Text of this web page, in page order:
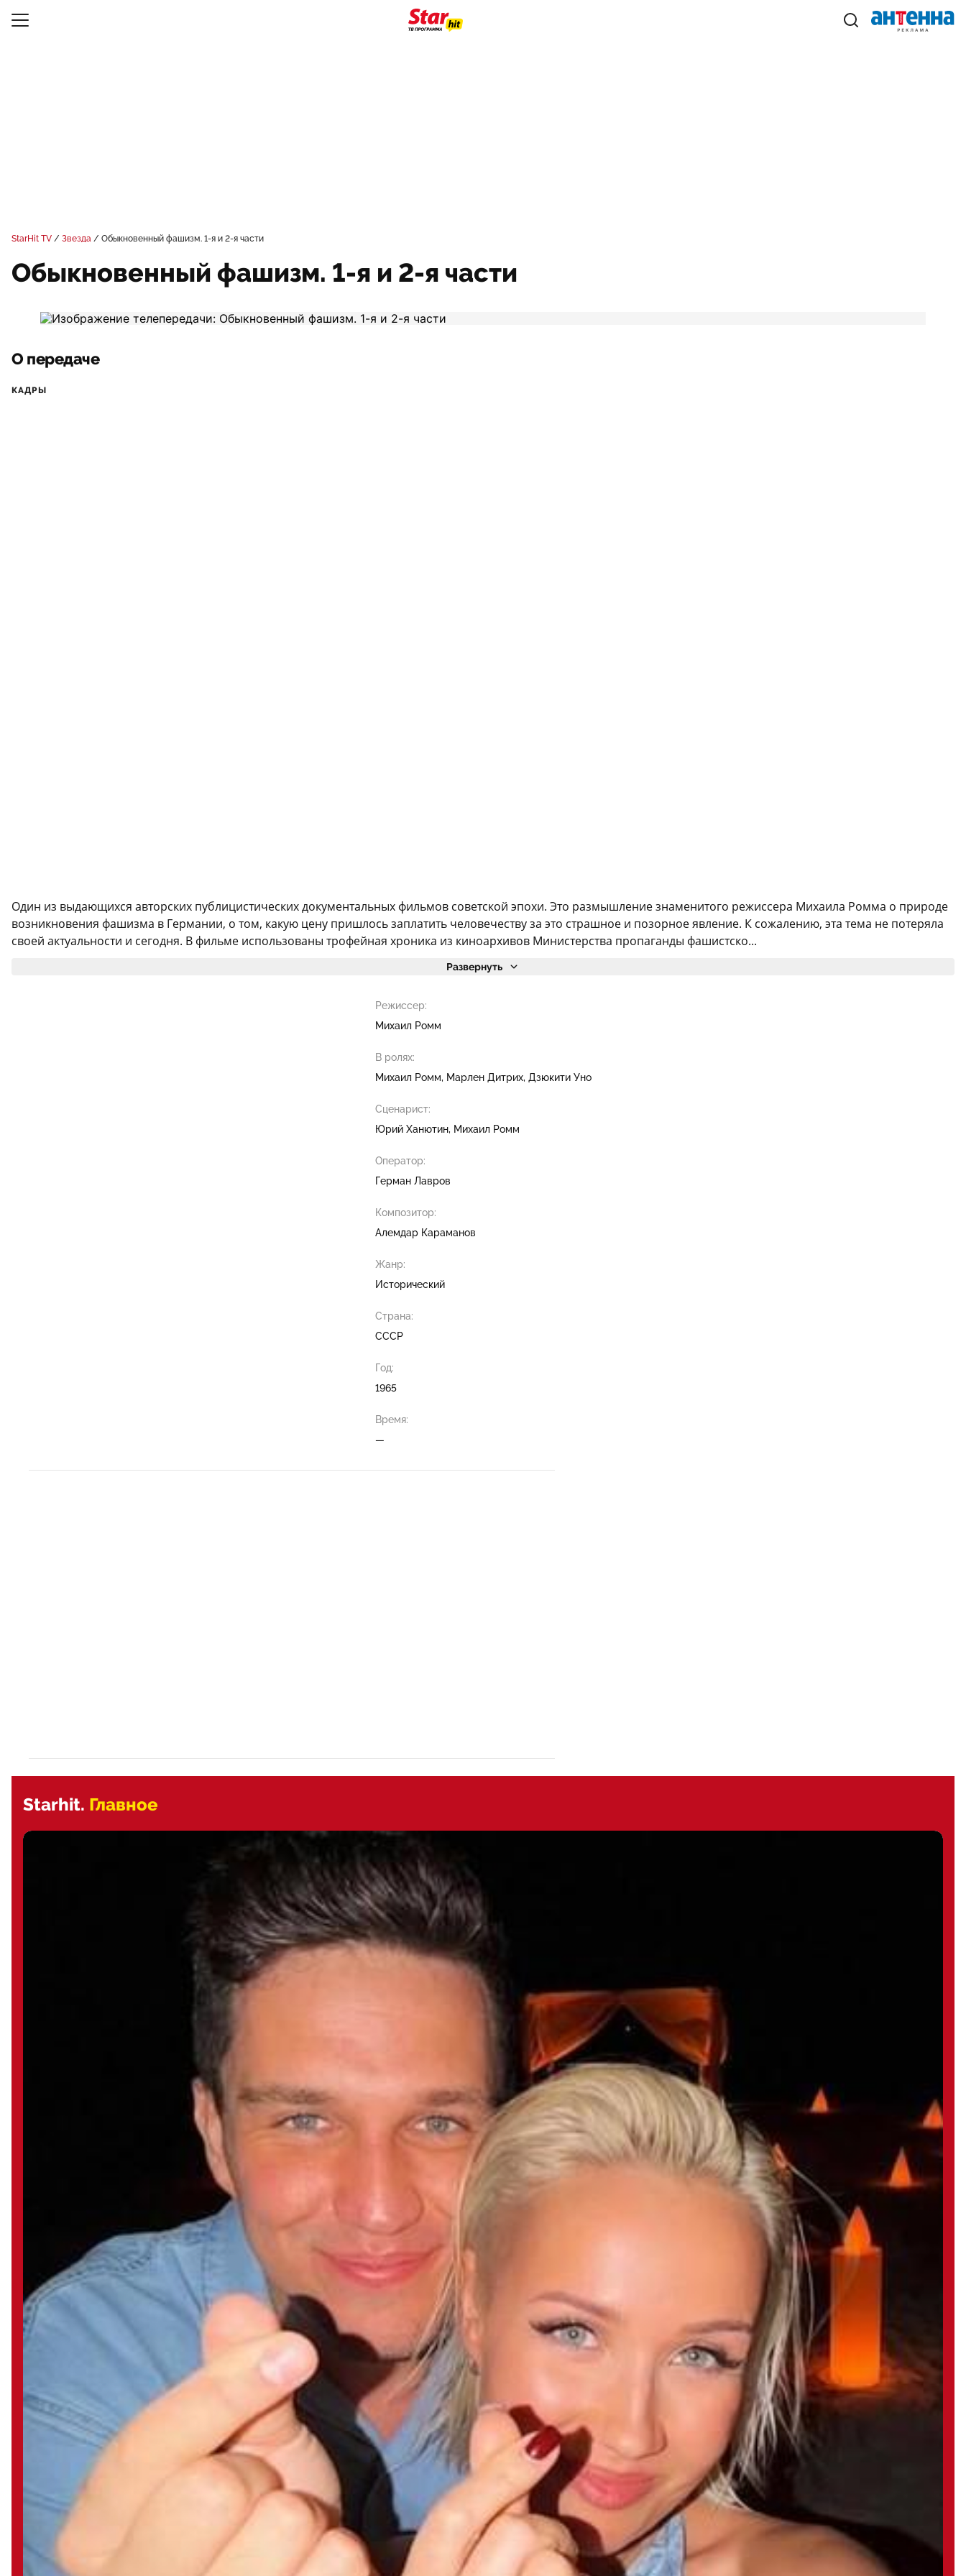
StarHit TV Звезда Обыкновенный фашизм. 1-я и 2-я части
Обыкновенный фашизм. 1-я и 2-я части
О передаче
КАДРЫ
Один из выдающихся авторских публицистических документальных фильмов советской эпохи. Это размышление знаменитого режиссера Михаила Ромма о природе
возникновения фашизма в Германии, о том, какую цену пришлось заплатить человечеству за это страшное и позорное явление. К сожалению, эта тема не потеряла
своей актуальности и сегодня. В фильме использованы трофейная хроника из киноархивов Министерства пропаганды фашистско...
Развернуть
Режиссер:
Михаил Ромм
В ролях:
Михаил Ромм
Марлен Дитрих Дзюкити Уно
Сценарист:
Юрий Ханютин Михаил Ромм
Оператор:
Герман Лавров
Композитор:
Алемдар Караманов
Жанр:
Исторический
Страна:
СССР
Год:
1965
Время:
—
Starhit. Главное